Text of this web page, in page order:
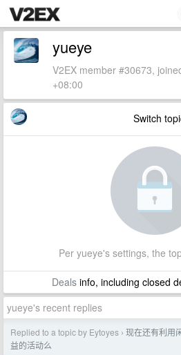
yueye
V2EX member #30673,
+08:00
Switch
Per yueye's settings, the
Dealsinfo, including closed
yueye's recent replies
Replied to a topic by Eytoyes › 现在还有利用
益的活动么